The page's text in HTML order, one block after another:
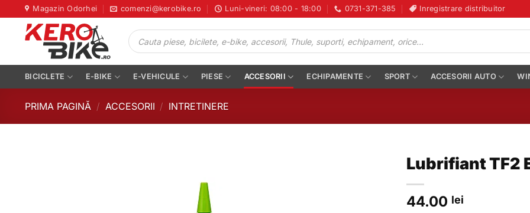
to
content
Magazin Odorhei comenzi@kerobike.ro Luni-vineri: 08:00 - 18:00 0731-371-385 Inregistrare distribuitor
Products
search
BICICLETE E-BIKE E-VEHICULE PIESE ACCESORII ECHIPAMENTE SPORT ACCESORII AUTO
PRIMA PAGINĂ / ACCESORII / INTRETINERE
Lubrifiant TF2
44.00 lei